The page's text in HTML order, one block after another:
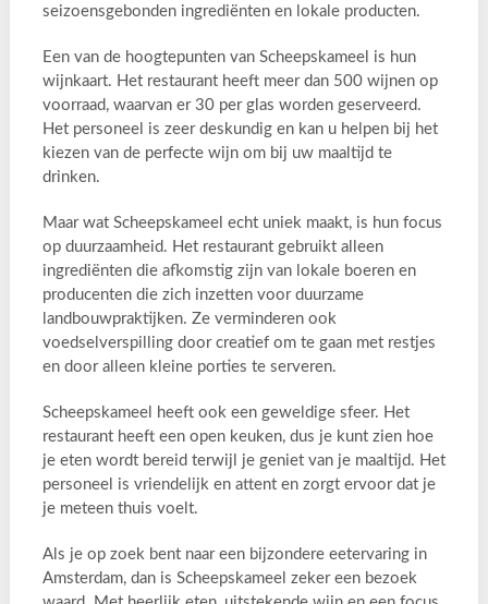
seizoensgebonden ingrediënten en lokale producten.
Een van de hoogtepunten van Scheepskameel is hun
wijnkaart. Het restaurant heeft meer dan 500 wijnen op
voorraad, waarvan er 30 per glas worden geserveerd.
Het personeel is zeer deskundig en kan u helpen bij het
kiezen van de perfecte wijn om bij uw maaltijd te
drinken.
Maar wat Scheepskameel echt uniek maakt, is hun focus
op duurzaamheid. Het restaurant gebruikt alleen
ingrediënten die afkomstig zijn van lokale boeren en
producenten die zich inzetten voor duurzame
landbouwpraktijken. Ze verminderen ook
voedselverspilling door creatief om te gaan met restjes
en door alleen kleine porties te serveren.
Scheepskameel heeft ook een geweldige sfeer. Het
restaurant heeft een open keuken, dus je kunt zien hoe
je eten wordt bereid terwijl je geniet van je maaltijd. Het
personeel is vriendelijk en attent en zorgt ervoor dat je
je meteen thuis voelt.
Als je op zoek bent naar een bijzondere eetervaring in
Amsterdam, dan is Scheepskameel zeker een bezoek